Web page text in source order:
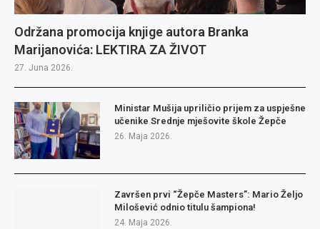
Održana promocija knjige autora Branka
Marijanovića: LEKTIRA ZA ŽIVOT
27. Juna 2026.
Ministar Mušija upriličio prijem za uspješne
učenike Srednje mješovite škole Žepče
26. Maja 2026.
Završen prvi “Žepče Masters”: Mario Željo
Milošević odnio titulu šampiona!
24. Maja 2026.